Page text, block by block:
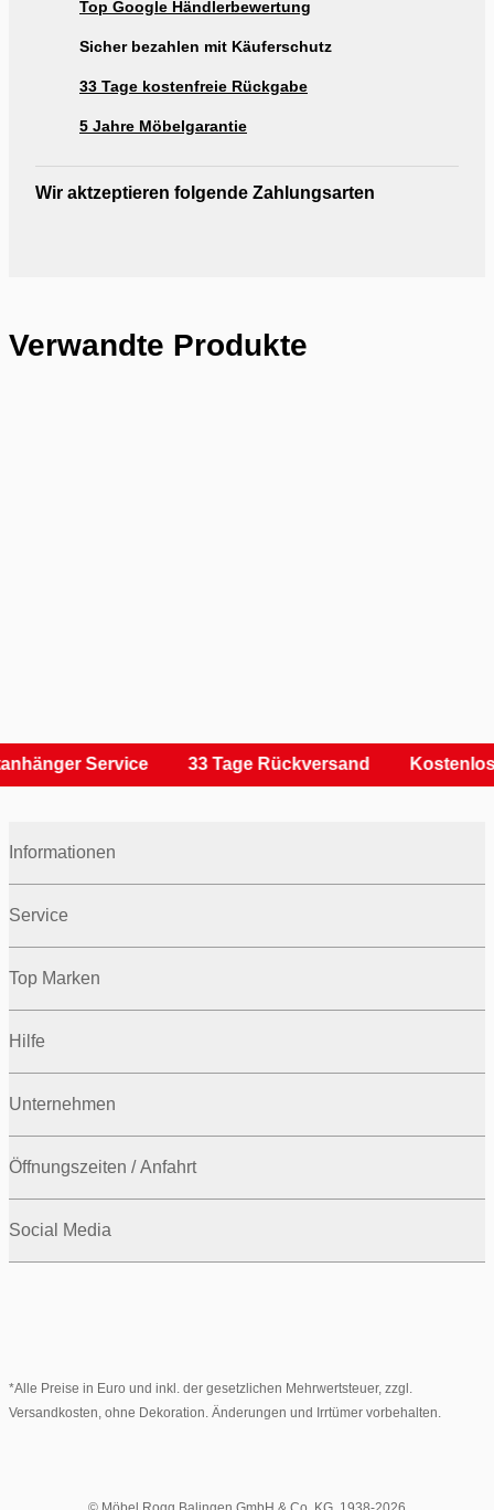
Top Google Händlerbewertung
Sicher bezahlen mit Käuferschutz
33 Tage kostenfreie Rückgabe
5 Jahre Möbelgarantie
Wir aktzeptieren folgende Zahlungsarten
Verwandte Produkte
Service 33 Tage Rückversand
Informationen
Service
Top Marken
Hilfe
Unternehmen
Öffnungszeiten / Anfahrt
Social Media
*Alle Preise in Euro und inkl. der gesetzlichen Mehrwertsteuer, zzgl.
Versandkosten, ohne Dekoration. Änderungen und Irrtümer vorbehalten.